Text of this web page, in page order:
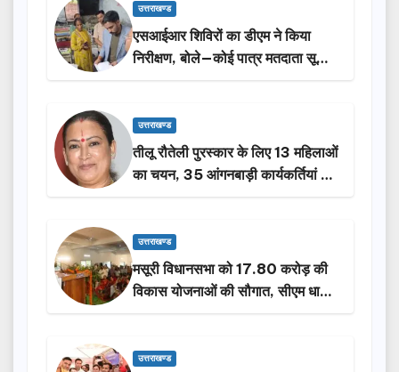
उत्तराखण्ड
एसआईआर शिविरों का डीएम ने किया
निरीक्षण, बोले—कोई पात्र मतदाता सूची
से न छूटे…
उत्तराखण्ड
तीलू रौतेली पुरस्कार के लिए 13 महिलाओं
का चयन, 35 आंगनबाड़ी कार्यकर्तियां भी
होंगी सम्मानित…
उत्तराखण्ड
मसूरी विधानसभा को 17.80 करोड़ की
विकास योजनाओं की सौगात, सीएम धामी
ने किया लोकार्पण-शिलान्यास.
उत्तराखण्ड